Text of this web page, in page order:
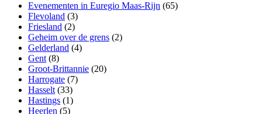
Evenementen in Euregio Maas-Rijn (65)
Flevoland (3)
Friesland (2)
Geheim over de grens (2)
Gelderland (4)
Gent (8)
Groot-Brittannie (20)
Harrogate (7)
Hasselt (33)
Hastings (1)
Heerlen (5)